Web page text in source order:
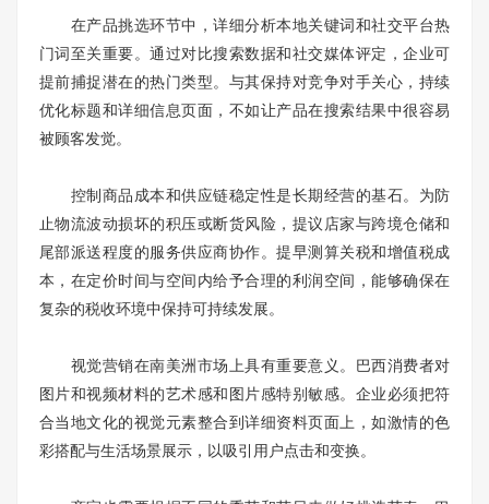
在产品挑选环节中，详细分析本地关键词和社交平台热
门词至关重要。通过对比搜索数据和社交媒体评定，企业可
提前捕捉潜在的热门类型。与其保持对竞争对手关心，持续
优化标题和详细信息页面，不如让产品在搜索结果中很容易
被顾客发觉。
控制商品成本和供应链稳定性是长期经营的基石。为防
止物流波动损坏的积压或断货风险，提议店家与跨境仓储和
尾部派送程度的服务供应商协作。提早测算关税和增值税成
本，在定价时间与空间内给予合理的利润空间，能够确保在
复杂的税收环境中保持可持续发展。
视觉营销在南美洲市场上具有重要意义。巴西消费者对
图片和视频材料的艺术感和图片感特别敏感。企业必须把符
合当地文化的视觉元素整合到详细资料页面上，如激情的色
彩搭配与生活场景展示，以吸引用户点击和变换。